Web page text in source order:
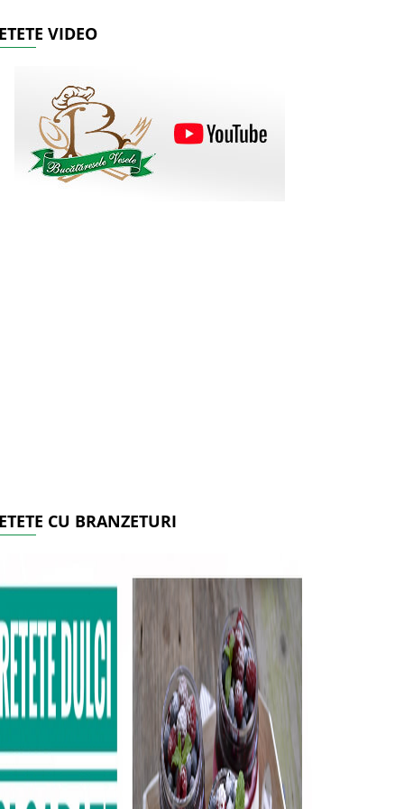
VIDEO
CU BRANZETURI